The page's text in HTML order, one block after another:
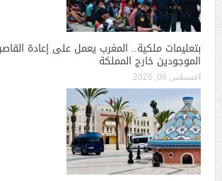
بتعليمات ملكية.. المغرب يعمل على إعادة
الموجودين خارج المملكة
أغسطس 06, 2026